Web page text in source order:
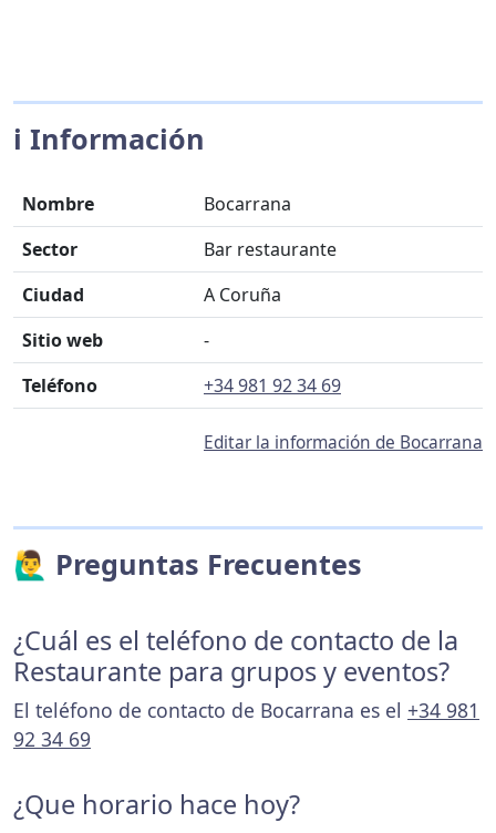
ℹ️ Información
Nombre
Bocarrana
Sector
Bar restaurante
Ciudad
A Coruña
Sitio web
-
Teléfono
+34 981 92 34 69
Editar la información de Bocarrana
🙋‍♂️ Preguntas Frecuentes
¿Cuál es el teléfono de contacto de la
Restaurante para grupos y eventos?
El teléfono de contacto de Bocarrana es el +34 981
92 34 69
¿Que horario hace hoy?